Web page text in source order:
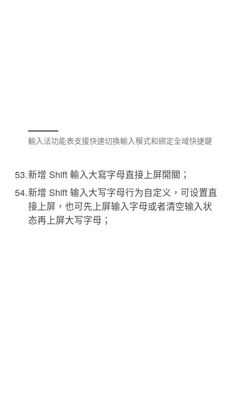
輸入法功能表支援快速切換輸入模式和綁定全域快捷鍵
新增 Shift 輸入大寫字母直接上屏開關；
新增 Shift 输入大写字母行为自定义，可设置直
接上屏，也可先上屏输入字母或者清空输入状
态再上屏大写字母；